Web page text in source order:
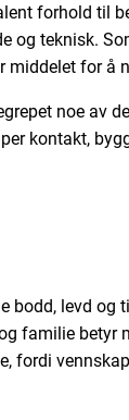
forhold til
og teknisk.
middelet for å
noe av
kontakt,
bodd, levd og
familie betyr
fordi